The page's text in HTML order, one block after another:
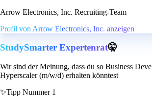
Arrow Electronics, Inc. Recruiting-Team
Profil von Arrow Electronics, Inc. anzeigen
StudySmarter Expertenrat🤫
Wir sind der Meinung, dass du so Business
Hyperscaler (m/w/d) erhalten könntest
✨Tipp Nummer 1